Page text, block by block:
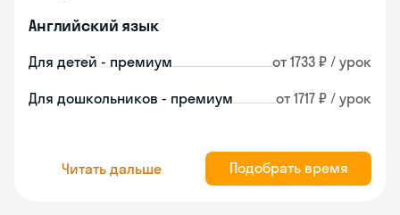
Английский язык
Для детей - премиум от 1733 ₽ / урок
Для дошкольников - премиум от 1717 ₽ / урок
Читать дальше Подобрать время